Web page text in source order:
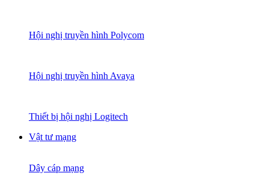
Hội nghị truyền hình Polycom
Hội nghị truyền hình Avaya
Thiết bị hội nghị Logitech
Vật tư mạng
Dây cáp mạng